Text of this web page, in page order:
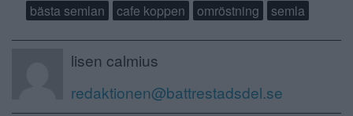
bästa semlan cafe koppen omröstning semla
lisen calmius
redaktionen@battrestadsdel.se